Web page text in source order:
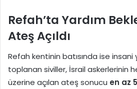
Refah’ta Yardım
Ateş Açıldı
Refah kentinin batısında ise insani
toplanan siviller, İsrail askerlerinin
üzerine açılan ateş sonucu en az